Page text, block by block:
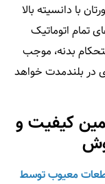
با دانسیته بالا
تمام‌ اتوماتیک
بدنه، موجب
در بلندمدت خواهد
کیفیت و
معیوب توسط